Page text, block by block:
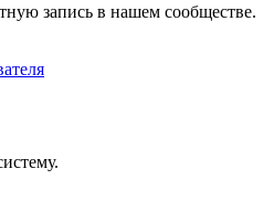
запись в нашем сообществе.